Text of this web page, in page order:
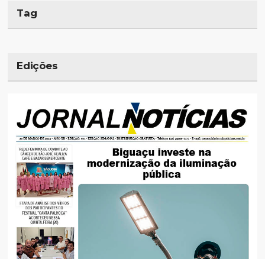
Tag
Edições